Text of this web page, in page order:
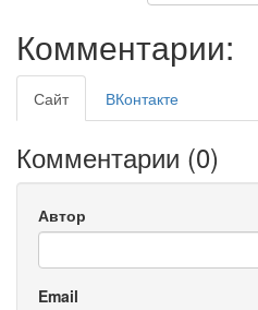
Комментарии:
Сайт ВКонтакте
Комментарии (0)
Автор
Email